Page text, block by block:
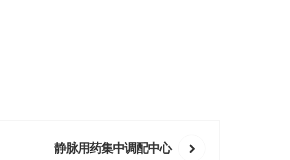
静脉用药集中调配中心